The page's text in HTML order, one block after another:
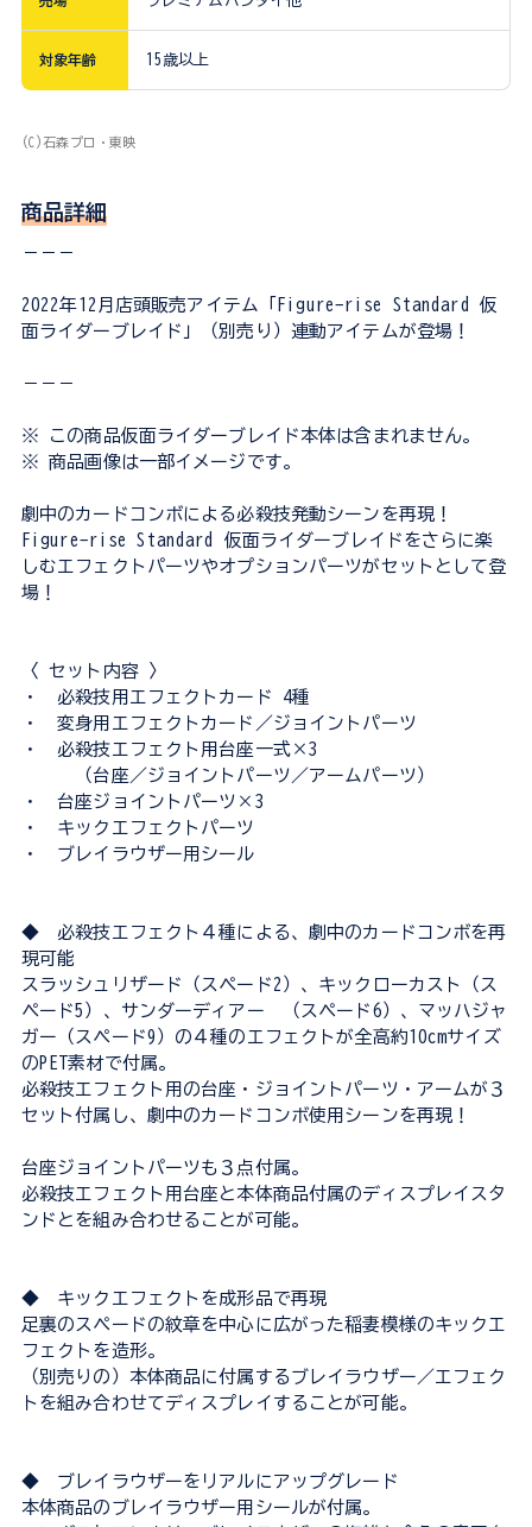
対象年齢 15歳以上
(C)石森プロ・東映
商品詳細
－－－
2022年12月店頭販売アイテム「Figure-rise Standard 仮
面ライダーブレイド」（別売り）連動アイテムが登場！
－－－
※ この商品仮面ライダーブレイド本体は含まれません。
※ 商品画像は一部イメージです。
劇中のカードコンボによる必殺技発動シーンを再現！
Figure-rise Standard 仮面ライダーブレイドをさらに楽
しむエフェクトパーツやオプションパーツがセットとして登
場！
〈 セット内容 〉
・ 必殺技用エフェクトカード 4種
・ 変身用エフェクトカード／ジョイントパーツ
・ 必殺技エフェクト用台座一式×3
（台座／ジョイントパーツ／アームパーツ）
・ 台座ジョイントパーツ×3
・ キックエフェクトパーツ
・ ブレイラウザー用シール
◆ 必殺技エフェクト４種による、劇中のカードコンボを再
現可能
スラッシュリザード（スペード2）、キックローカスト（ス
ペード5）、サンダーディアー （スペード6）、マッハジャ
ガー（スペード9）の４種のエフェクトが全高約10cmサイズ
のPET素材で付属。
必殺技エフェクト用の台座・ジョイントパーツ・アームが３
セット付属し、劇中のカードコンボ使用シーンを再現！
台座ジョイントパーツも３点付属。
必殺技エフェクト用台座と本体商品付属のディスプレイスタ
ンドとを組み合わせることが可能。
◆ キックエフェクトを成形品で再現
足裏のスペードの紋章を中心に広がった稲妻模様のキックエ
フェクトを造形。
（別売りの）本体商品に付属するブレイラウザー／エフェク
トを組み合わせてディスプレイすることが可能。
◆ ブレイラウザーをリアルにアップグレード
本体商品のブレイラウザー用シールが付属。